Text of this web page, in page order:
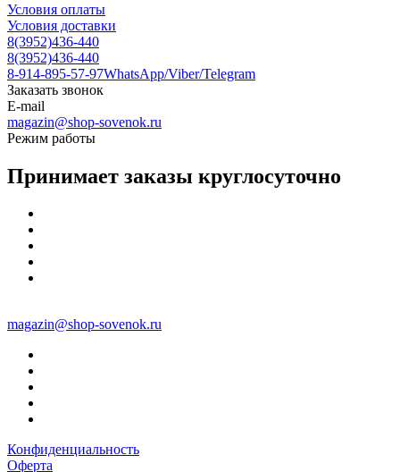
Условия оплаты
Условия доставки
8(3952)436-440
8(3952)436-440
8-914-895-57-97WhatsApp/Viber/Telegram
Заказать звонок
E-mail
magazin@shop-sovenok.ru
Режим работы
Принимает заказы круглосуточно
magazin@shop-sovenok.ru
Конфиденциальность
Оферта